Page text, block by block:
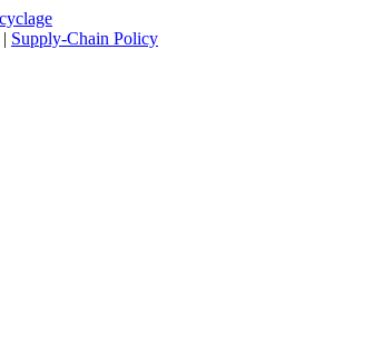
| Supply-Chain Policy